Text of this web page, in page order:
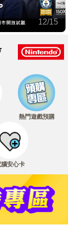
12/15
熱門遊戲預購
腦安心卡